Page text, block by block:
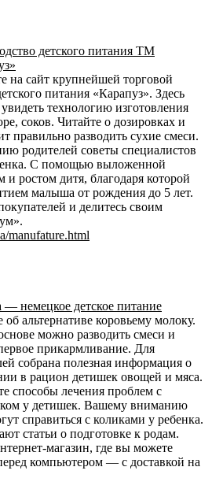
детского питания ТМ
на сайт крупнейшей торговой
питания «Карапуз». Здесь
технологию изготовления
соков. Читайте о дозировках и
правильно разводить сухие смеси.
родителей советы специалистов
С помощью выложенной
и ростом дитя, благодаря которой
малыша от рождения до 5 лет.
и делитесь своим
manufature.html
— немецкое детское питание
об альтернативе коровьему молоку.
можно разводить смеси и
прикармливание. Для
собрана полезная информация о
в рацион детишек овощей и мяса.
способы лечения проблем с
у детишек. Вашему вниманию
справиться с коликами у ребенка.
статьи о подготовке к родам.
магазин, где вы можете
компьютером — с доставкой на